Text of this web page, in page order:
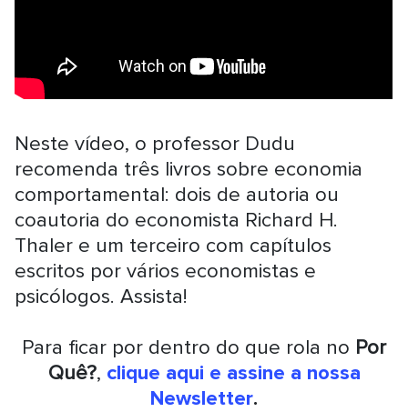
Neste vídeo, o professor Dudu
recomenda três livros sobre economia
comportamental: dois de autoria ou
coautoria do economista Richard H.
Thaler e um terceiro com capítulos
escritos por vários economistas e
psicólogos. Assista!
Para ficar por dentro do que rola no Por
Quê?, clique aqui e assine a nossa
Newsletter.